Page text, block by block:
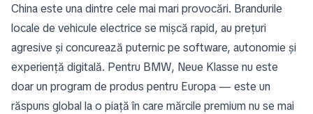
China este una dintre cele mai mari provocări. Brandurile
locale de vehicule electrice se mișcă rapid, au prețuri
agresive și concurează puternic pe software, autonomie și
experiență digitală. Pentru BMW, Neue Klasse nu este
doar un program de produs pentru Europa — este un
răspuns global la o piață în care mărcile premium nu se mai